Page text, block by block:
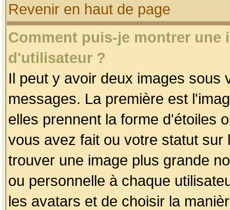
Revenir en haut de page
Comment puis-je montrer une
d'utilisateur ?
Il peut y avoir deux images sous
messages. La première est
elles prennent la forme d'étoiles
vous avez fait ou votre statut
trouver une image plus grande
ou personnelle à chaque
les avatars et de choisir la